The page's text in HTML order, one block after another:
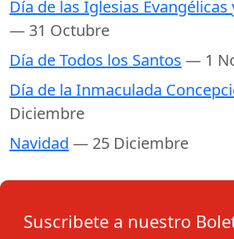
Día de las Iglesias
— 31 Octubre
Día de Todos los Santos — 1
Día de la Inmaculada
Diciembre
Navidad — 25 Diciembre
Suscribete a nuestro